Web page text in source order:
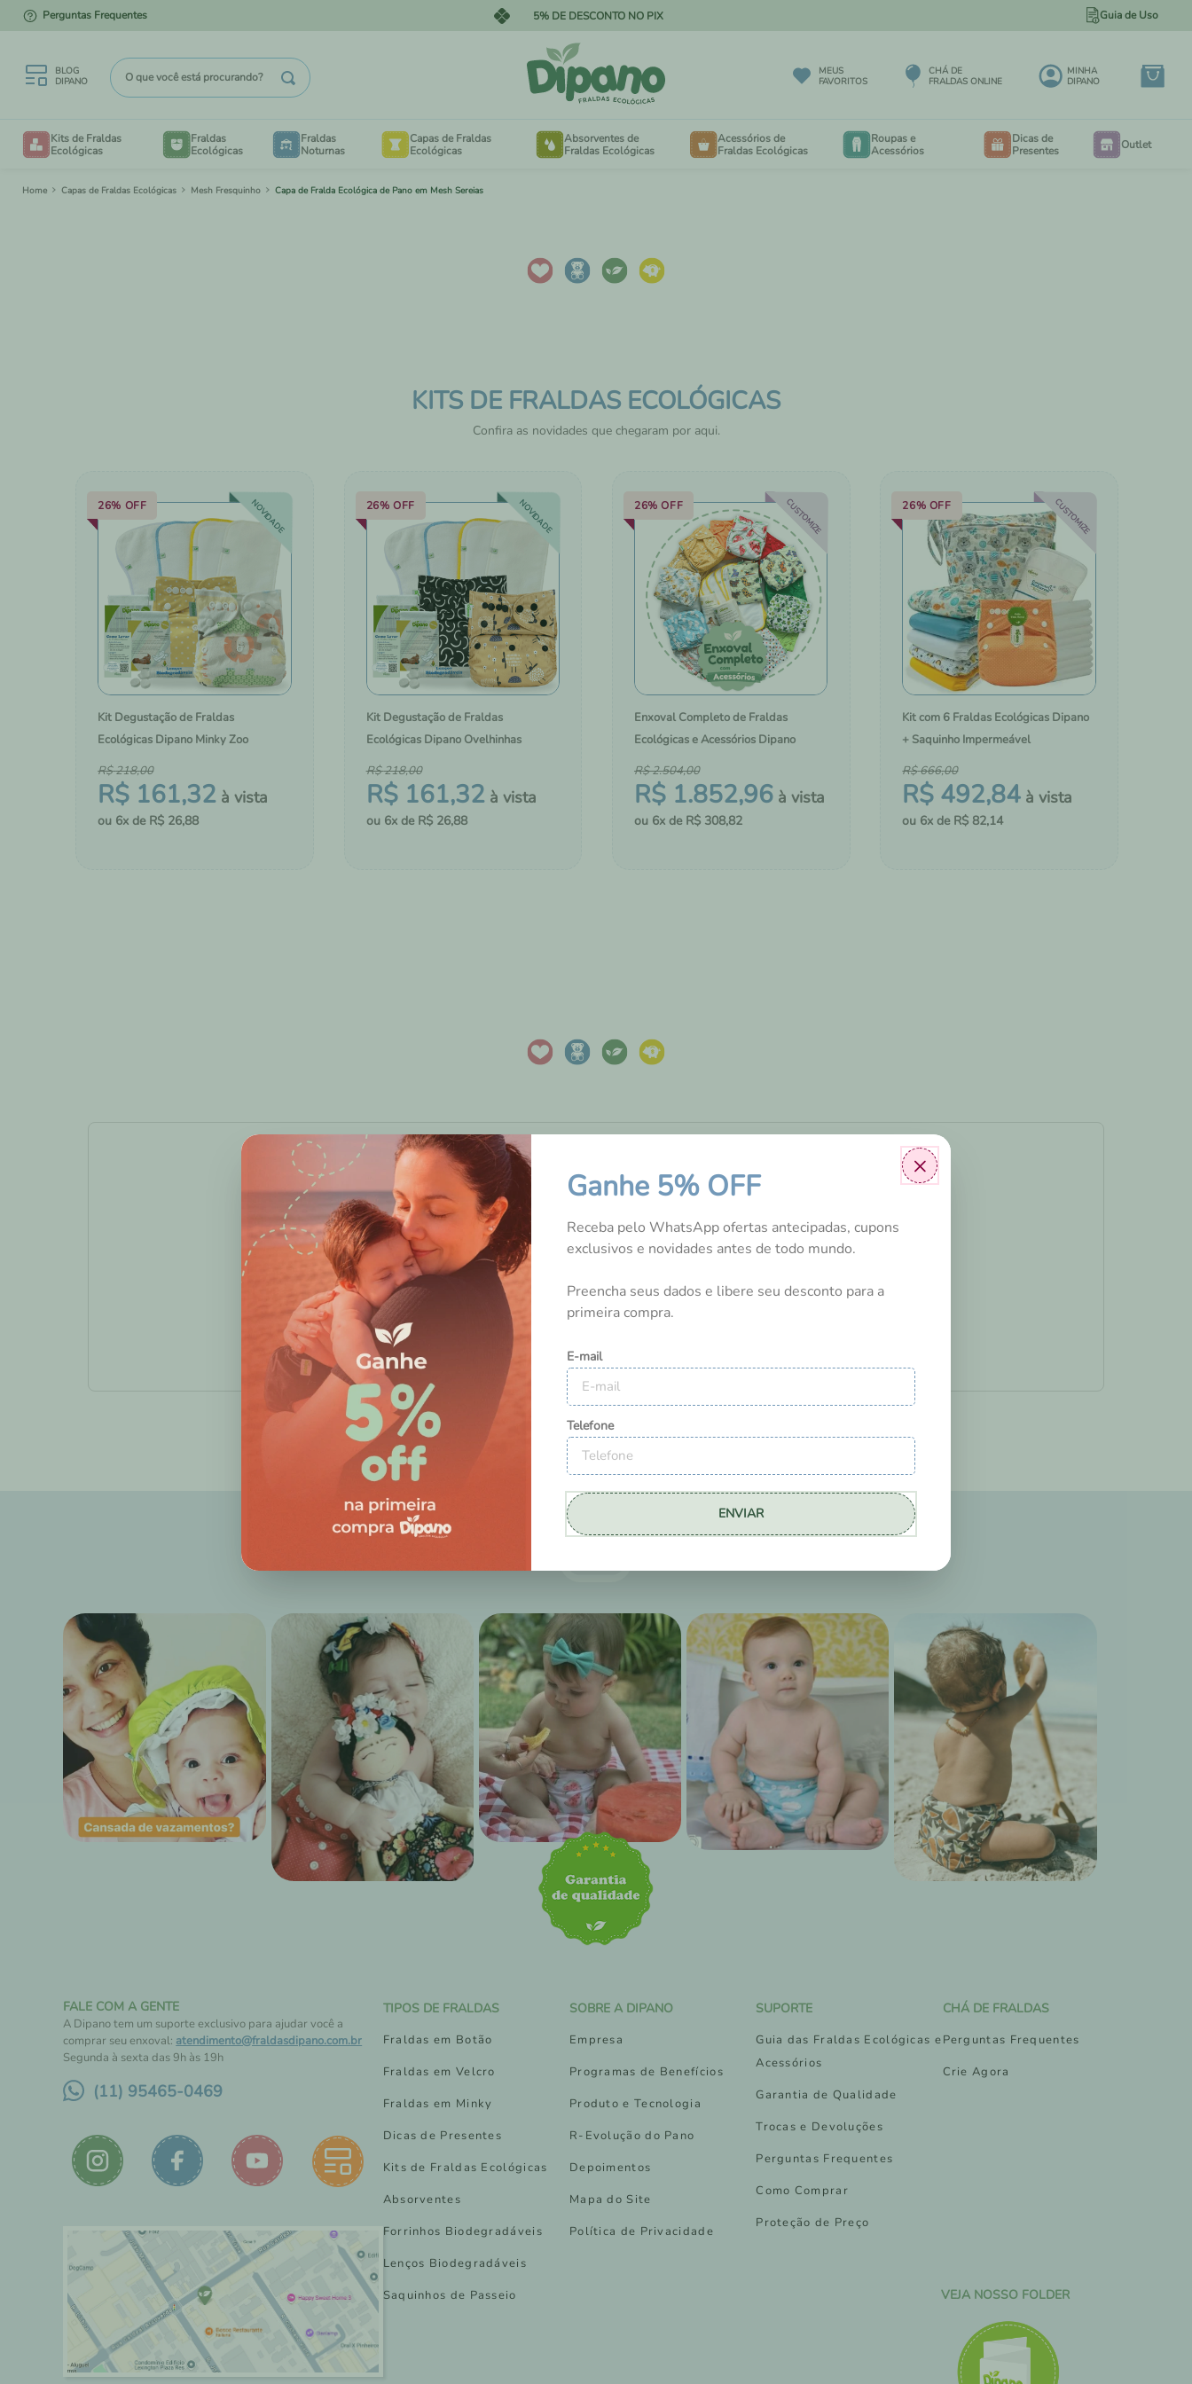
Perguntas Frequentes PARCELE EM ATÉ 12X NO CARTÃO Guia de Uso
BLOG
DIPANO
O que você está procurando?
MEUS
FAVORITOS
CHÁ DE
FRALDAS ONLINE
MINHA
DIPANO
Kits de Fraldas
Ecológicas
Fraldas
Ecológicas
Fraldas
Noturnas
Capas de Fraldas
Ecológicas
Absorventes de
Fraldas Ecológicas
Acessórios de
Fraldas Ecológicas
HIGIENE E CUIDADOS COM A
Roupas e
Acessórios
Dicas de
Presentes
Outlet
×
Ganhe 5% OFF
Receba pelo WhatsApp ofertas antecipadas, cupons
exclusivos e novidades antes de todo mundo.
Preencha seus dados e libere seu desconto para a
primeira compra.
E-mail
Telefone
ENVIAR
Capas de Fraldas Ecológicas Mesh Fresquinho Capa de Fralda Ecológica de Pano em Mesh Sereias
KITS DE FRALDAS ECOLÓGICAS
Confira as novidades que chegaram por aqui.
26% OFF NOVIDADE
Kit Degustação de Fraldas
Ecológicas Dipano Minky Zoo
R$ 161,32
R$218,00
6 R$ 26,88
26% OFF NOVIDADE
Kit Degustação de Fraldas
Ecológicas Dipano Ovelhinhas
R$ 161,32
R$218,00
6 R$ 26,88
26% OFF CUSTOMIZE
Enxoval Completo de Fraldas
Ecológicas e Acessórios Dipano
R$ 1.852,96
R$2.504,00
6 R$ 308,82
26% OFF CUSTOMIZE
Kit com 6 Fraldas Ecológicas Dipano
+ Saquinho Impermeável
R$ 492,84
R$666,00
6 R$ 82,14
AVALIAÇÕES DOS
NOSSOS CLIENTES
Tem esse produto? Seja o primeiro a avaliá-lo!
DICAS E NOVIDADES
FALE COM A GENTE
A Dipano tem um suporte exclusivo para ajudar você a
comprar seu enxoval: atendimento@fraldasdipano.com.br
Segunda à sexta das 9h às 19h
(11) 95465-0469
TIPOS DE FRALDAS
Fraldas em Botão
Fraldas em Velcro
Fraldas em Minky
Dicas de Presentes
Kits de Fraldas Ecológicas
Absorventes
Forrinhos Biodegradáveis
Lenços Biodegradáveis
Saquinhos de Passeio
SOBRE A DIPANO
Empresa
Programas de Benefícios
Produto e Tecnologia
R-Evolução do Pano
Depoimentos
Mapa do Site
Política de Privacidade
SUPORTE
Guia das Fraldas Ecológicas e
Acessórios
Garantia de Qualidade
Trocas e Devoluções
Perguntas Frequentes
Como Comprar
Proteção de Preço
CHÁ DE FRALDAS
Perguntas Frequentes
Crie Agora
VEJA NOSSO FOLDER
1º
kit degustação